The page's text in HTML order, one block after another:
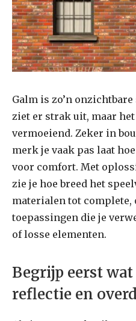
Galm is zo’n
ziet er strak uit, maar
vermoeiend. Zeker in
merk je vaak pas laat
voor comfort. Met
zie je hoe breed het
materialen tot complete,
toepassingen die je
of losse elementen.
Begrijp eerst
reflectie en